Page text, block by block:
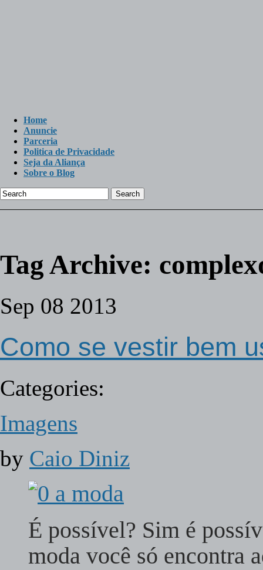
Home
Anuncie
Parceria
Politica de Privacidade
Seja da Aliança
Sobre o Blog
Search
Tag Archive:
Sep 08 2013
Como se vestir bem
Categories:
Imagens
by Caio Diniz
É possível? Sim é
moda você só encontra